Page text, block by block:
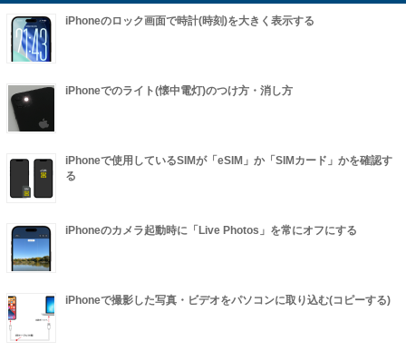
iPhoneのロック画面で時計(時刻)を大きく表示する
iPhoneでのライト(懐中電灯)のつけ方・消し方
iPhoneで使用しているSIMが「eSIM」か「SIMカード」かを確認す
る
iPhoneのカメラ起動時に「Live Photos」を常にオフにする
iPhoneで撮影した写真・ビデオをパソコンに取り込む(コピーする)